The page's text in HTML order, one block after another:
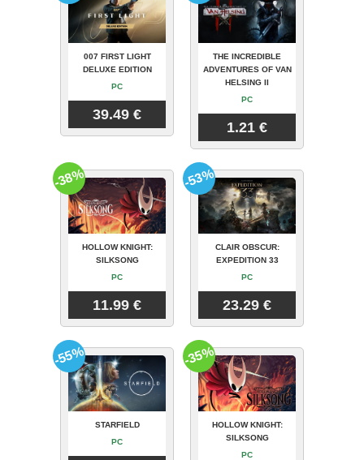
007 FIRST LIGHT
DELUXE EDITION
PC
39.49 €
THE INCREDIBLE
ADVENTURES OF VAN
HELSING II
PC
1.21 €
HOLLOW KNIGHT:
SILKSONG
PC
11.99 €
-38%
CLAIR OBSCUR:
EXPEDITION 33
PC
23.29 €
-53%
STARFIELD
PC
-55%
HOLLOW KNIGHT:
SILKSONG
PC
-35%